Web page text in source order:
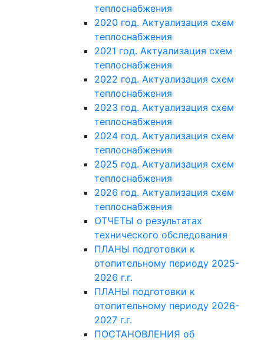
теплоснабжения
2020 год. Актуализация схем
теплоснабжения
2021 год. Актуализация схем
теплоснабжения
2022 год. Актуализация схем
теплоснабжения
2023 год. Актуализация схем
теплоснабжения
2024 год. Актуализация схем
теплоснабжения
2025 год. Актуализация схем
теплоснабжения
2026 год. Актуализация схем
теплоснабжения
ОТЧЕТЫ о результатах
технического обследования
ПЛАНЫ подготовки к
отопительному периоду 2025-
2026 г.г.
ПЛАНЫ подготовки к
отопительному периоду 2026-
2027 г.г.
ПОСТАНОВЛЕНИЯ об